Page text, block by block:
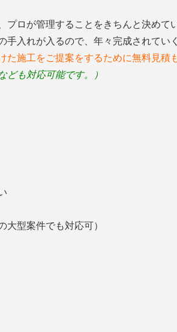
ロが管理することをきちんと決めてい
入れが入るので、年々完成されてい
施工をご提案をするために無料見積
ども対応可能です。）
型案件でも対応可）